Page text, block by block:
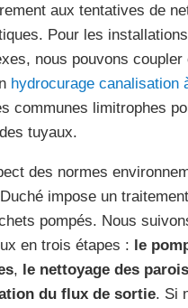
aux tentatives de
Pour les
nous pouvons coupler
hydrocurage canalisation
communes limitrophes
tuyaux.
des normes
impose un
pompés. Nous
en trois étapes : le
, le nettoyage des
du flux de sortie. Si